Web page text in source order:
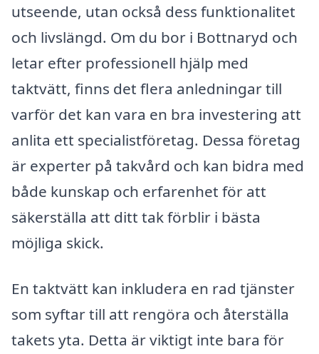
utseende, utan också dess funktionalitet
och livslängd. Om du bor i Bottnaryd och
letar efter professionell hjälp med
taktvätt, finns det flera anledningar till
varför det kan vara en bra investering att
anlita ett specialistföretag. Dessa företag
är experter på takvård och kan bidra med
både kunskap och erfarenhet för att
säkerställa att ditt tak förblir i bästa
möjliga skick.
En taktvätt kan inkludera en rad tjänster
som syftar till att rengöra och återställa
takets yta. Detta är viktigt inte bara för